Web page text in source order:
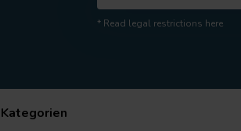
* Read legal restrictions here
Kategorien